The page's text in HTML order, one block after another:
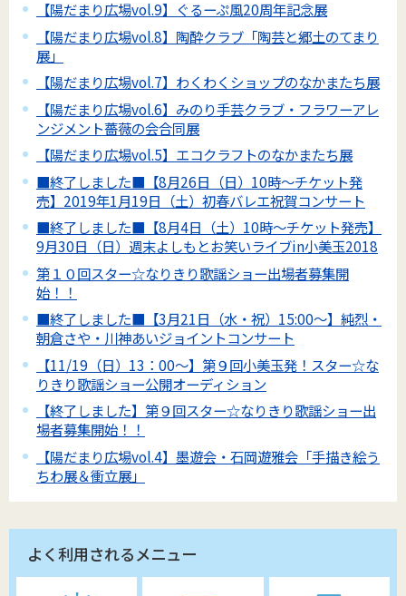
【陽だまり広場vol.9】ぐるーぷ風20周年記念展
【陽だまり広場vol.8】陶酔クラブ「陶芸と郷土のてまり
展」
【陽だまり広場vol.7】わくわくショップのなかまたち展
【陽だまり広場vol.6】みのり手芸クラブ・フラワーアレ
ンジメント薔薇の会合同展
【陽だまり広場vol.5】エコクラフトのなかまたち展
■終了しました■【8月26日（日）10時～チケット発
売】2019年1月19日（土）初春バレエ祝賀コンサート
■終了しました■【8月4日（土）10時～チケット発売】
9月30日（日）週末よしもとお笑いライブin小美玉2018
第１０回スター☆なりきり歌謡ショー出場者募集開
始！！
■終了しました■【3月21日（水・祝）15:00～】純烈・
朝倉さや・川神あいジョイントコンサート
【11/19（日）13：00～】第９回小美玉発！スター☆な
りきり歌謡ショー公開オーディション
【終了しました】第９回スター☆なりきり歌謡ショー出
場者募集開始！！
【陽だまり広場vol.4】墨遊会・石岡遊雅会「手描き絵う
ちわ展＆衝立展」
よく利用されるメニュー